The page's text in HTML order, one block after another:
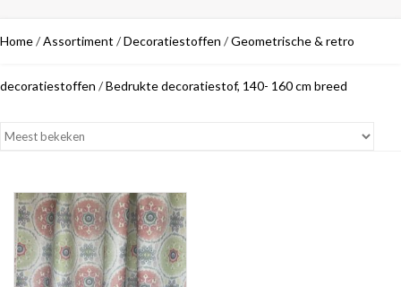
Home/Assortiment /Decoratiestoffen /Geometrische & retro
decoratiestoffen /Bedrukte decoratiestof, 140- 160 cm breed